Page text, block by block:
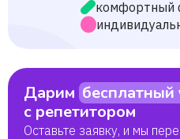
Николай
Виктория
Татьяна
комфортный
Дарим бесплатный
с репетитором
Оставьте заявку, и мы